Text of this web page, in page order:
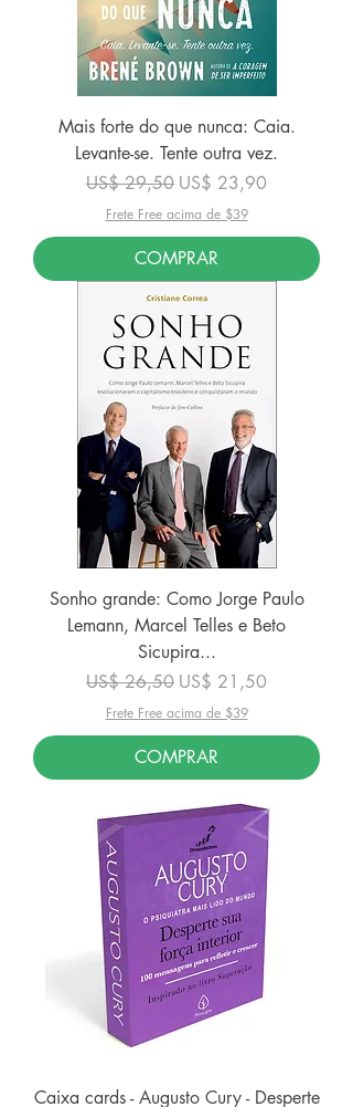
Mais forte do que nunca: Caia.
Levante-se. Tente outra vez.
Preço normal
US$ 29,50 Preço promocional
US$ 23,90
Frete Free acima de $39
COMPRAR
Sonho grande: Como Jorge Paulo
Lemann, Marcel Telles e Beto
Sicupira...
Preço normal
US$ 26,50 Preço promocional
US$ 21,50
Frete Free acima de $39
COMPRAR
Caixa cards - Augusto Cury - Desperte